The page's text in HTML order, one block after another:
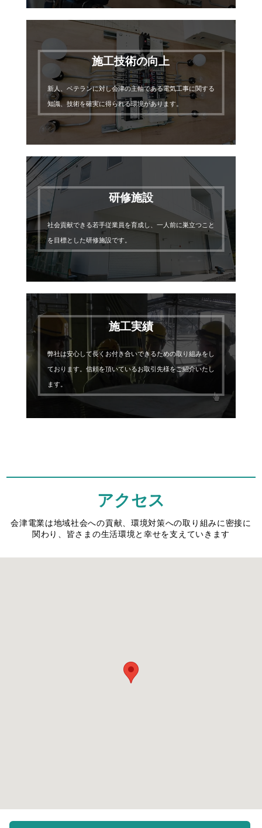
施工技術の向上
新人、ベテランに対し会津の主軸である電気工事に関する
知識、技術を確実に得られる環境があります。
研修施設
社会貢献できる若手従業員を育成し、一人前に巣立つこと
を目標とした研修施設です。
施工実績
弊社は安心して長くお付き合いできるための取り組みをし
ております。信頼を頂いているお取引先様をご紹介いたし
ます。
アクセス
会津電業は地域社会への貢献、環境対策への取り組みに密接に
関わり、皆さまの生活環境と幸せを支えていきます